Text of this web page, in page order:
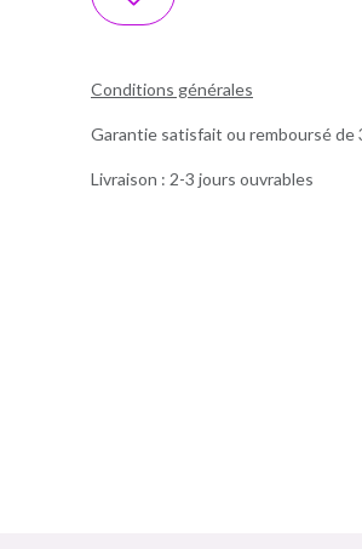
Conditions générales
Garantie satisfait ou remboursé de
Livraison : 2-3 jours ouvrables